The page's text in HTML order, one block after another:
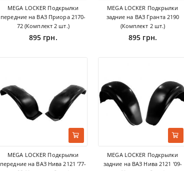
MEGA LOCKER Подкрылки
передние на ВАЗ Приора 2170-
72 (Комплект 2 шт.)
895 грн.
MEGA LOCKER Подкрылки
задние на ВАЗ Гранта 2190
(Комплект 2 шт.)
895 грн.
MEGA LOCKER Подкрылки
передние на ВАЗ Нива 2121 '77-
MEGA LOCKER Подкрылки
задние на ВАЗ Нива 2121 '09-